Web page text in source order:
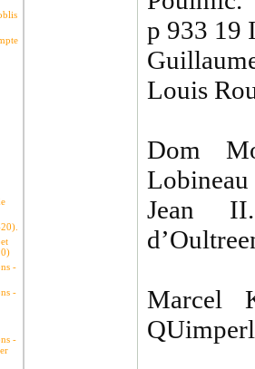
-
-
-
p 933 19
Louis
Dom
Jean
Marcel